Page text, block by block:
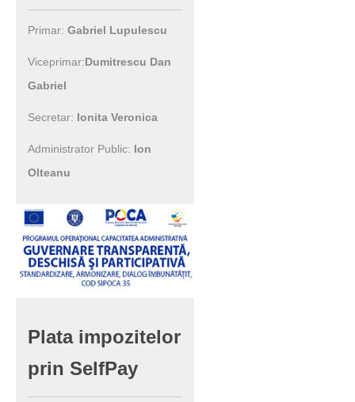
Primar: Gabriel Lupulescu
Viceprimar:Dumitrescu Dan
Gabriel
Secretar: Ionita Veronica
Administrator Public: Ion
Olteanu
Plata impozitelor
prin SelfPay